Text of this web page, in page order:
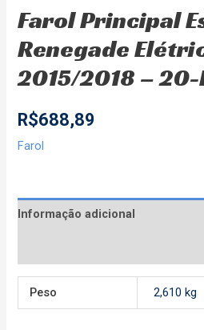
Farol Principal
Renegade
2015/2018 –
R$688,89
Farol
Informação adicional
Peso 2,610 kg